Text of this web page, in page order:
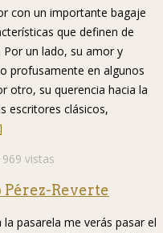
con un importante bagaje
que definen de
Por un lado, su amor y
profusamente en algunos
otro, su querencia hacia la
escritores clásicos,
969 vistas
Pérez-Reverte
pasarela me verás pasar el